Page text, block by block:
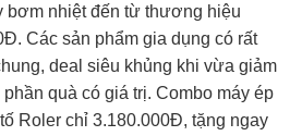
bơm nhiệt đến từ thương hiệu
Các sản phẩm gia dụng có rất
deal siêu khủng khi vừa giảm
quà có giá trị. Combo máy ép
Roler chỉ 3.180.000Đ, tặng ngay